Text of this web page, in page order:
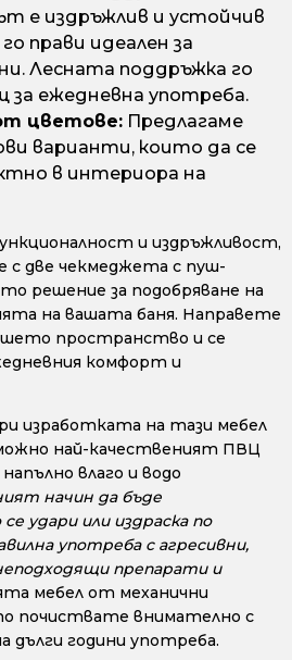
е издръжлив и устойчив
прави идеален за
Лесната поддръжка го
за ежедневна употреба.
цветове: Предлагаме
варианти, които да се
в интериора на
и издръжливост,
две чекмеджета с пуш-
решение за подобряване на
на вашата баня. Направете
пространство и се
комфорт и
изработката на тази мебел
най-качественият ПВЦ
влаго и водо
начин да бъде
удари или издраска по
употреба с агресивни,
препарати и
мебел от механични
почиствате внимателно с
дълги години употреба.